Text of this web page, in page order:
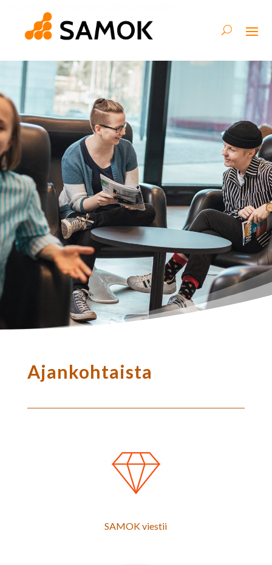
Ajankohtaista
SAMOK viestii